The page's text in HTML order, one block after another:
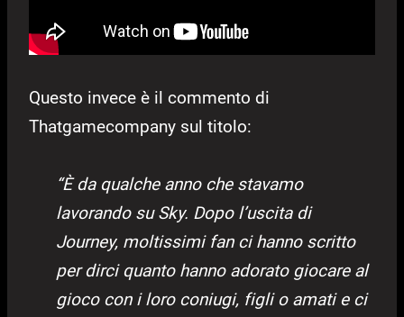
Questo invece è il commento di
Thatgamecompany sul titolo:
“È da qualche anno che stavamo
lavorando su Sky. Dopo l’uscita di
Journey, moltissimi fan ci hanno scritto
per dirci quanto hanno adorato giocare al
gioco con i loro coniugi, figli o amati e ci